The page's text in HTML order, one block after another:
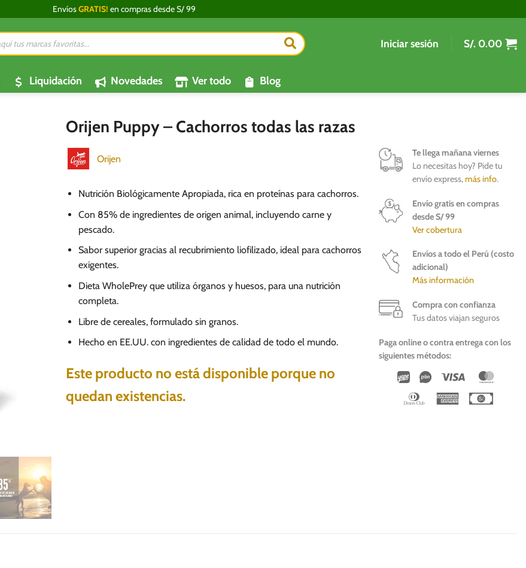
EnvíosGRATIS! en compras desde S/ 99
Iniciar sesión S/. 0.00
Liquidación Novedades Ver todo Blog
Orijen Puppy – Cachorros todas las razas
Orijen
Nutrición Biológicamente Apropiada, rica en proteínas para cachorros.
Con 85% de ingredientes de origen animal, incluyendo carne y
pescado.
Sabor superior gracias al recubrimiento liofilizado, ideal para cachorros
exigentes.
Dieta WholePrey que utiliza órganos y huesos, para una nutrición
completa.
Libre de cereales, formulado sin granos.
Hecho en EE.UU. con ingredientes de calidad de todo el mundo.
Este producto no está disponible porque no
quedan existencias.
Te llega mañana viernes
Lo necesitas hoy? Pide tu
envío express,más info.
Envío gratis en compras
desde S/ 99
Ver cobertura
Envíos a todo el Perú (costo
adicional)
Más información
Compra con confianza
Tus datos viajan seguros
Paga online o contra entrega con los
siguientes métodos:
Wirecard
Vipps Visa
Dinners
American